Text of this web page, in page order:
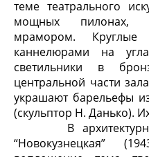
теме театрального
мощных пилонах,
мрамором.
каннелюрами на
светильники в
центральной части
украшают барельефы
(скульптор Н. Данько).
В
“Новокузнецкая”